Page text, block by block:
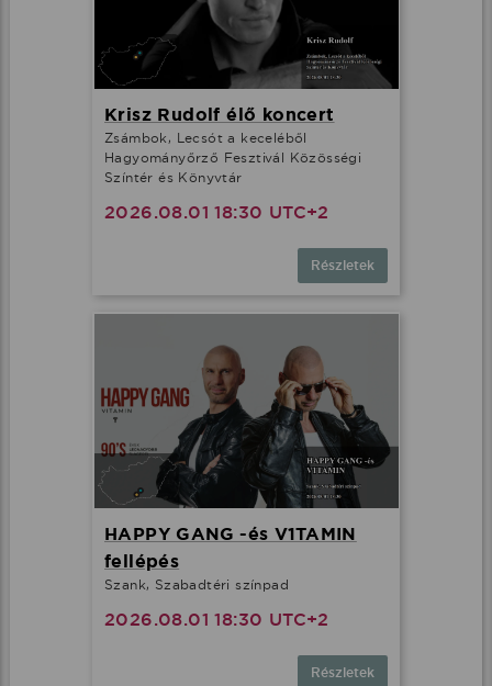
Krisz Rudolf élő koncert
Zsámbok, Lecsót a keceléből
Hagyományőrző Fesztivál Közösségi
Színtér és Könyvtár
2026.08.01 18:30 UTC+2
Részletek
HAPPY GANG -és V1TAMIN
fellépés
Szank, Szabadtéri színpad
2026.08.01 18:30 UTC+2
Részletek